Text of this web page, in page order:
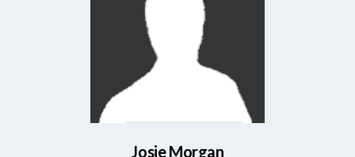
Josie Morgan